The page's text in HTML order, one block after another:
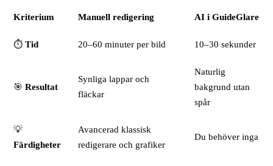
Kriterium Manuell redigering AI i GuideGlare
⏱️ Tid 20–60 minuter per bild 10–30 sekunder
🎯 Resultat
Synliga lappar och
fläckar
Naturlig
bakgrund utan
spår
💡
Färdigheter
Avancerad klassisk
redigerare och grafiker
Du behöver inga